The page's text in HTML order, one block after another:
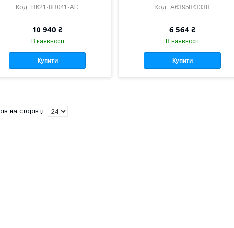
BK21-8B041-AD
10 940 ₴
В наявності
Купити
A6395843338
6 564 ₴
В наявності
Купити